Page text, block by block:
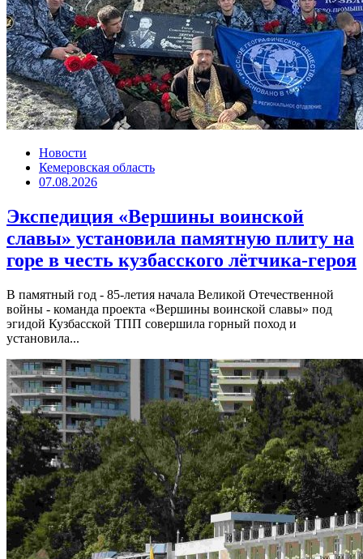
Новости
Кемеровская область
07.08.2026
Экспедиция «Вершины воинской
славы» установила памятную плиту на
горе в честь кузбасского лётчика-героя
В памятный год - 85-летия начала Великой Отечественной
войны - команда проекта «Вершины воинской славы» под
эгидой Кузбасской ТПП совершила горный поход и
установила...